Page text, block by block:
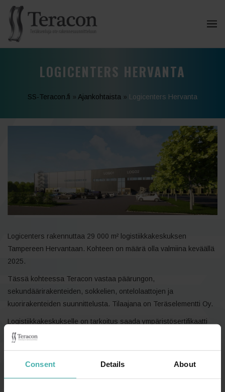
Consent Details About
LOGICENTERS HERVANTA
SS-Teracon.fi » Ajankohtaista » Logicenters Hervanta
Logicenters rakennuttaa 29 000 m² logistiikkakeskuksen
Tampereen Hervantaan. Kohteen on määrä olla valmiina keväällä
2025.
Tässä kohteessa Teracon vastaa päärungon,
sekundäärirakenteiden, sokkelien, ontelolaattojen ja
kuorirakenteiden suunnittelusta. Tilaajana on Teräselementti Oy.
Logistiikkakeskukselle on tarkoitus saada ympäristösertifikaatti
BREEAM Excellent sekä lisäksi toteutusta ohjaa vahvasti NREP:in